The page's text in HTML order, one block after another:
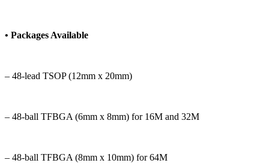
• Packages Available
– 48-lead TSOP (12mm x 20mm)
– 48-ball TFBGA (6mm x 8mm) for 16M and 32M
– 48-ball TFBGA (8mm x 10mm) for 64M